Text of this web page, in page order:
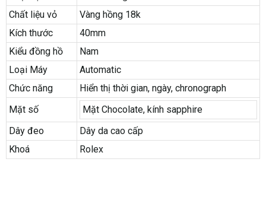
Chất liệu vỏ
Vàng hồng 18k
Kích thước
40mm
Kiểu đồng hồ
Nam
Loại Máy
Automatic
Chức năng
Hiển thị thời gian, ngày, chronograph
Mặt số
Mặt Chocolate, kính sapphire
Dây đeo
Dây da cao cấp
Khoá
Rolex